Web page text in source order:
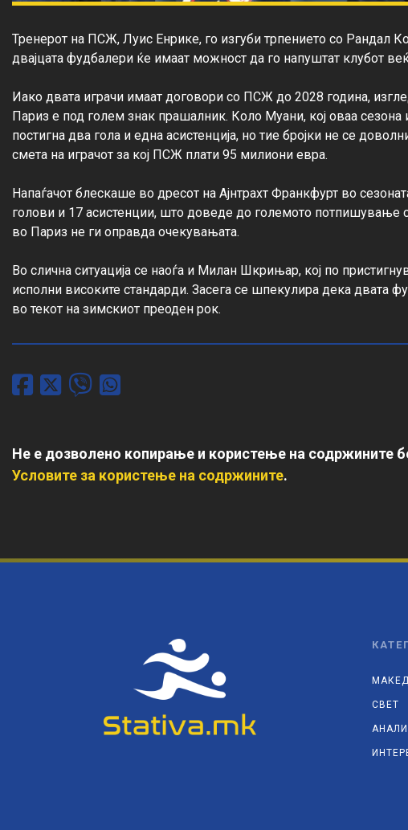
Тренерот на ПСЖ, Луис Енрике, го изгуби трпението со Рандал
двајцата фудбалери ќе имаат можност да го напуштат клубот
Иако двата играчи имаат договори со ПСЖ до 2028 година,
Париз е под голем знак прашалник. Коло Муани, кој оваа сезона
постигна два гола и една асистенција, но тие бројки не се
смета на играчот за кој ПСЖ плати 95 милиони евра.
Напаѓачот блескаше во дресот на Ајнтрахт Франкфурт во
голови и 17 асистенции, што доведе до големото потпишување
во Париз не ги оправда очекувањата.
Во слична ситуација се наоѓа и Милан Шкрињар, кој по
исполни високите стандарди. Засега се шпекулира дека двата
во текот на зимскиот преоден рок.
Не е дозволено копирање и користење на содржините
Условите за користење на содржините.
СВЕТ